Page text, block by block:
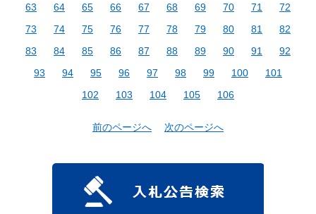
63
64 65 66 67 68 69 70 71
72
73
74 75 76 77 78 79 80 81
82
83
84 85 86 87 88 89 90 91
92
93
94 95 96 97 98 99 100
101
102
103 104 105 106
前のページへ 次のページへ